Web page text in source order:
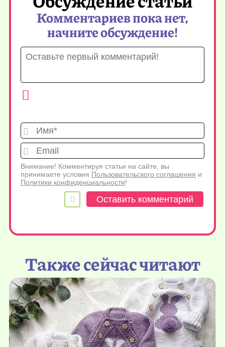
Комментариев пока нет,
начните обсуждение!
Имя*
Внимание! Комментируя статьи на сайте, вы
принимаете условия Пользовательского соглашения и
Политики конфиденциальности!
Также сейчас читают